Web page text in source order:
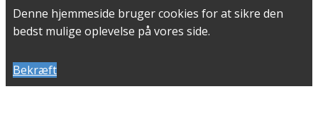
Denne hjemmeside bruger cookies for at sikre den
bedst mulige oplevelse på vores side.
Bekræft